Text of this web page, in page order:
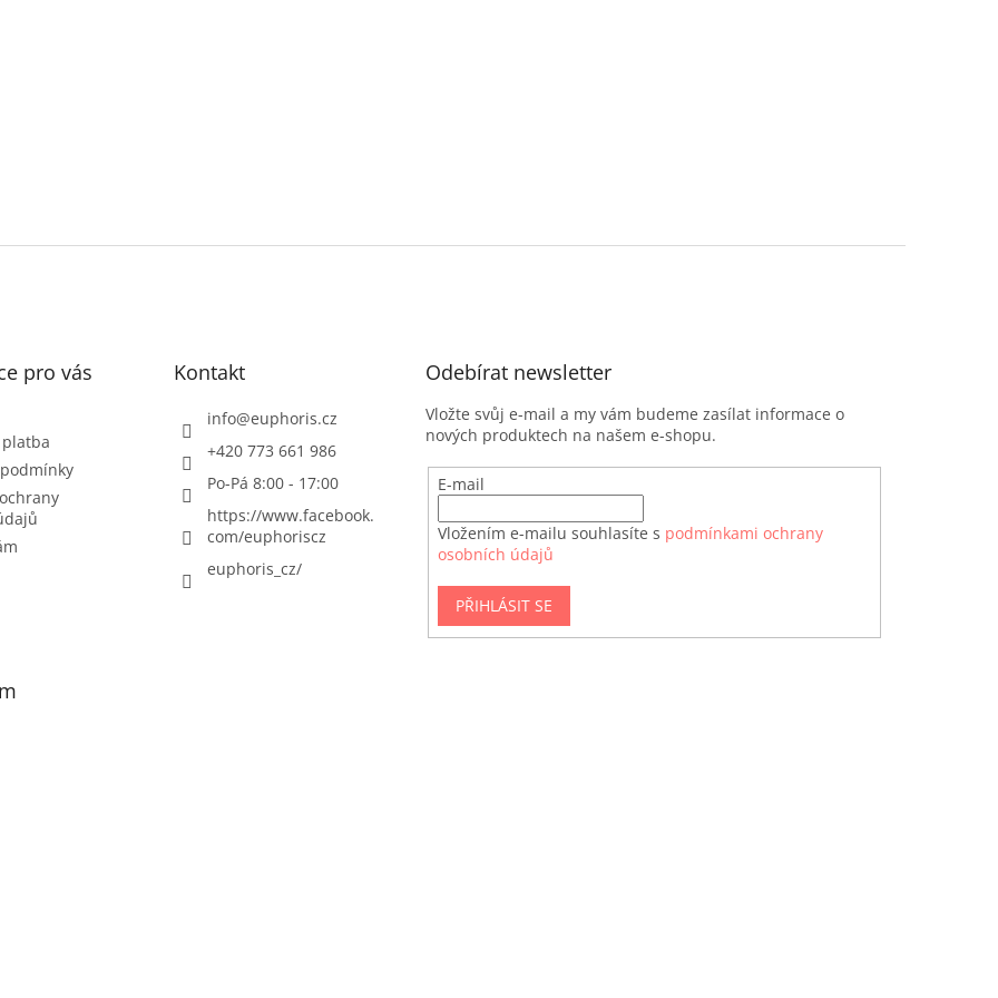
pro vás Kontakt
info@euphoris.cz
+420 773 661 986
Po-Pá 8:00 - 17:00
https://www.facebook.
com/euphoriscz
euphoris_cz/
Odebírat newsletter
Vložte svůj e-mail a my vám budeme zasílat informace o
nových produktech na našem e-shopu.
E-mail
Vložením e-mailu souhlasíte s podmínkami ochrany
osobních údajů
PŘIHLÁSIT SE